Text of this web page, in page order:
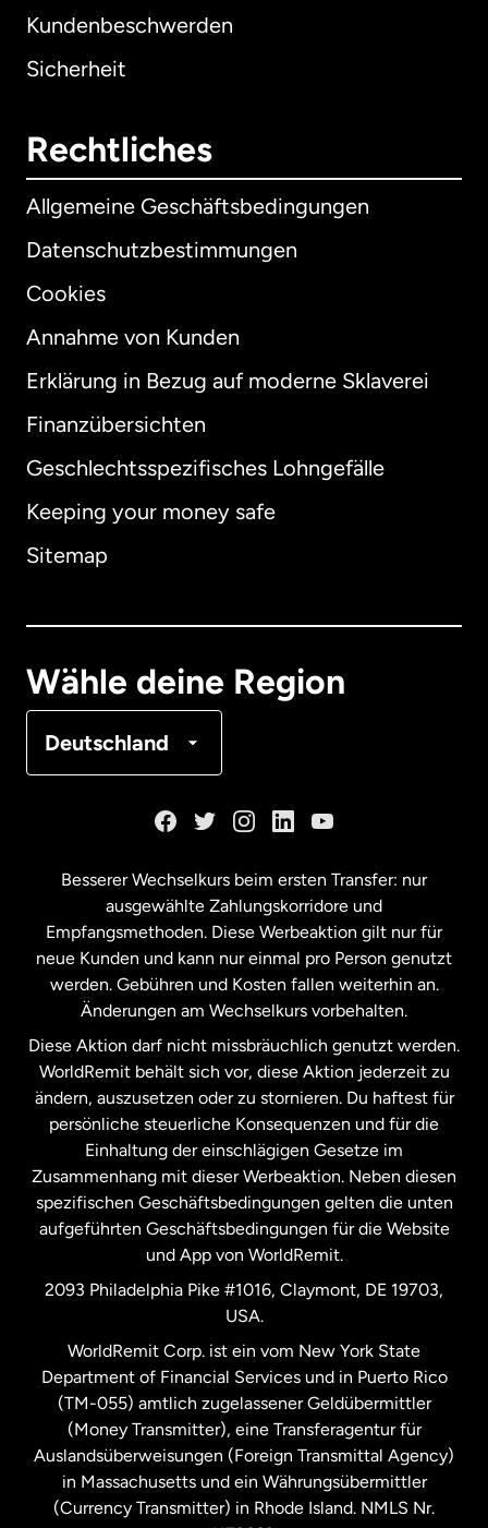
Kundenbeschwerden
Sicherheit
Rechtliches
Allgemeine Geschäftsbedingungen
Datenschutzbestimmungen
Cookies
Annahme von Kunden
Erklärung in Bezug auf moderne Sklaverei
Finanzübersichten
Geschlechtsspezifisches Lohngefälle
Keeping your money safe
Sitemap
Wähle deine Region
Deutschland
International English
Australien
Malaysia
Neuseeland
Niederlande
Schweden
Spanien
Vereinigte Staaten English
Vereinigte Staaten
Vereinigtes Königreich
Besserer Wechselkurs beim ersten Transfer: nur
ausgewählte Zahlungskorridore und
Empfangsmethoden. Diese Werbeaktion gilt nur für
neue Kunden und kann nur einmal pro Person genutzt
werden. Gebühren und Kosten fallen weiterhin an.
Änderungen am Wechselkurs vorbehalten.
Diese Aktion darf nicht missbräuchlich genutzt werden.
WorldRemit behält sich vor, diese Aktion jederzeit zu
ändern, auszusetzen oder zu stornieren. Du haftest für
persönliche steuerliche Konsequenzen und für die
Einhaltung der einschlägigen Gesetze im
Zusammenhang mit dieser Werbeaktion. Neben diesen
spezifischen Geschäftsbedingungen gelten die unten
aufgeführten Geschäftsbedingungen für die Website
und App von WorldRemit.
2093 Philadelphia Pike #1016, Claymont, DE 19703,
USA.
WorldRemit Corp. ist ein vom New York State
Department of Financial Services und in Puerto Rico
(TM-055) amtlich zugelassener Geldübermittler
(Money Transmitter), eine Transferagentur für
Auslandsüberweisungen (Foreign Transmittal Agency)
in Massachusetts und ein Währungsübermittler
(Currency Transmitter) in Rhode Island. NMLS Nr.